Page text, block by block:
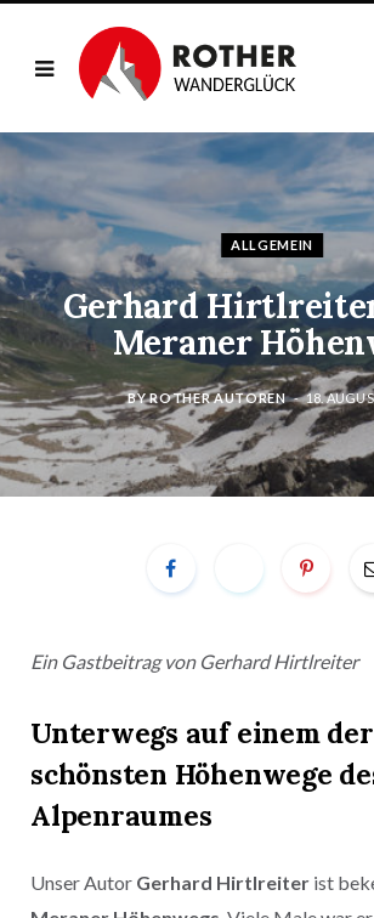
ALLGEMEIN
Gerhard
Meraner
BY ROTHER AUTOREN 18.
Ein Gastbeitrag von Gerhard Hirtlreiter
Unterwegs auf einem der
schönsten Höhenwege
Alpenraumes
Unser Autor Gerhard Hirtlreiter ist